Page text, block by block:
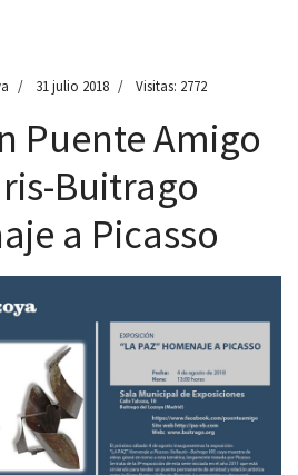
31 julio 2018 Visitas: 2772
Puente Amigo
Buitrago
a Picasso